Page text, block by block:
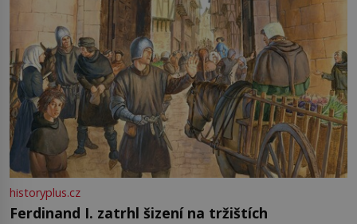
historyplus.cz
Ferdinand I. zatrhl šizení na tržištích